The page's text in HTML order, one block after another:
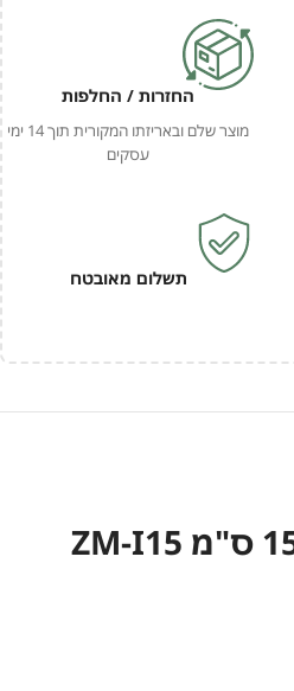
החזרות / החלפות
מוצר שלם ובאריזתו המקורית תוך 14 ימי
עסקים
תשלום מאובטח